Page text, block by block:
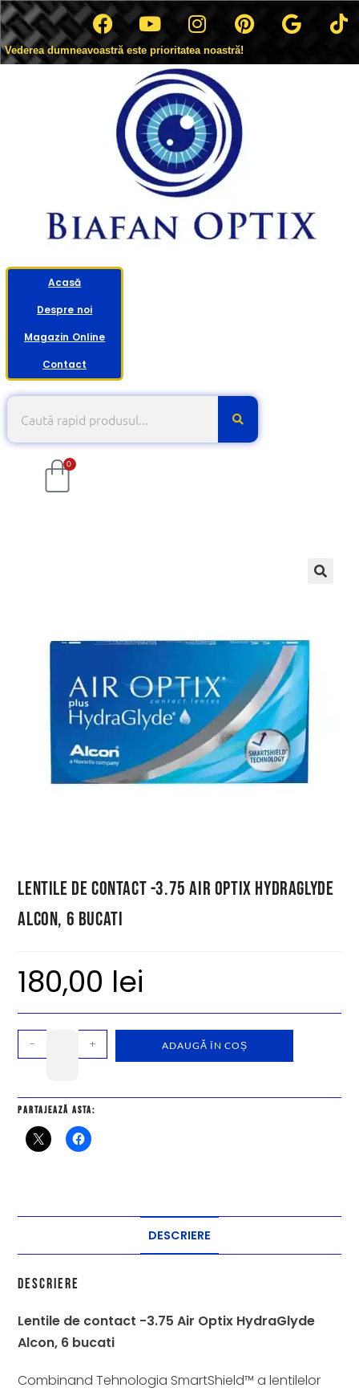
Vederea dumneavoastră este prioritatea noastră!
Acasă
Despre noi
Magazin Online
Contact
0
Lentile de contact -3.75 Air Optix HydraGlyde
Alcon, 6 bucati
180,00 lei
- + ADAUGĂ ÎN COȘ
Partajează asta:
DESCRIERE
Descriere
Lentile de contact -3.75 Air Optix HydraGlyde
Alcon, 6 bucati
Combinand Tehnologia SmartShield™ a lentilelor